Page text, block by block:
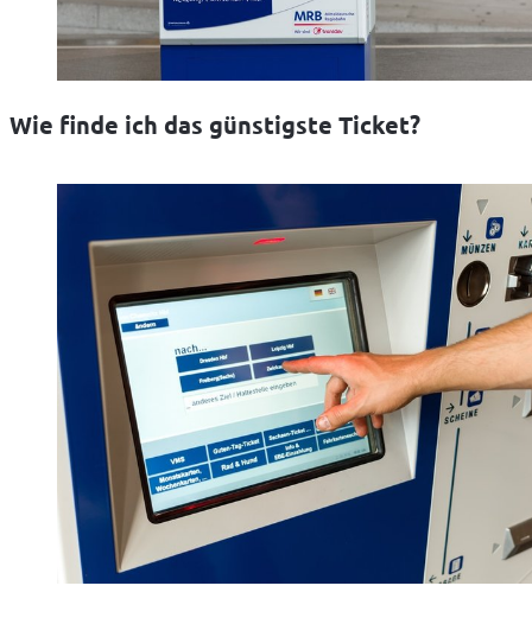
Wie finde ich das günstigste Ticket?